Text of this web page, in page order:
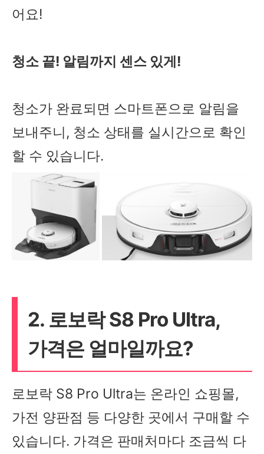
어요!
청소 끝! 알림까지 센스 있게!
청소가 완료되면 스마트폰으로 알림을
보내주니, 청소 상태를 실시간으로 확인
할 수 있습니다.
2. 로보락 S8 Pro Ultra,
가격은 얼마일까요?
로보락 S8 Pro Ultra는 온라인 쇼핑몰,
가전 양판점 등 다양한 곳에서 구매할 수
있습니다. 가격은 판매처마다 조금씩 다